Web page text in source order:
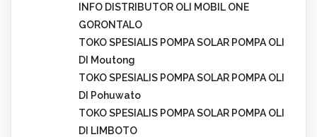
INFO DISTRIBUTOR OLI MOBIL ONE
GORONTALO
TOKO SPESIALIS POMPA SOLAR POMPA OLI
DI Moutong
TOKO SPESIALIS POMPA SOLAR POMPA OLI
DI Pohuwato
TOKO SPESIALIS POMPA SOLAR POMPA OLI
DI LIMBOTO